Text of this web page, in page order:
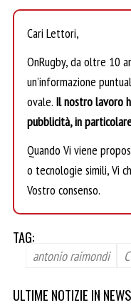
Cari Lettori,
OnRugby, da oltre 10
un’informazione
ovale. Il nostro lavoro
pubblicità, in
Quando Vi viene
o tecnologie simili, Vi
Vostro consenso.
TAG:
antonio raimondi
ULTIME NOTIZIE IN NEWS